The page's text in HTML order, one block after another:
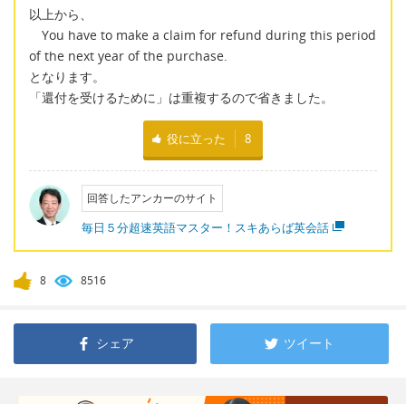
以上から、
You have to make a claim for refund during this period
of the next year of the purchase.
となります。
「還付を受けるために」は重複するので省きました。
役に立った 8
回答したアンカーのサイト
毎日５分超速英語マスター！スキあらば英会話
8 8516
シェア ツイート